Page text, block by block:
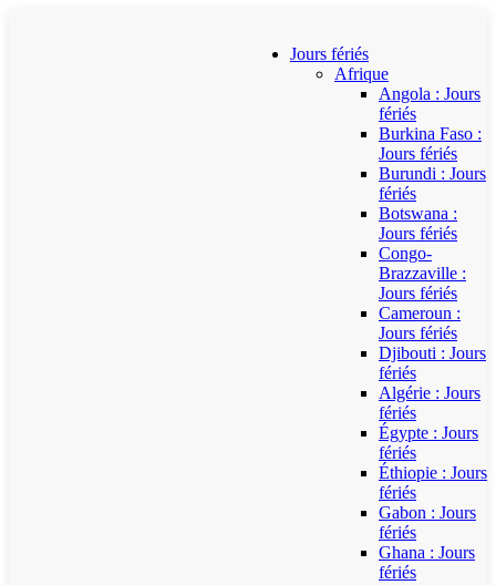
Jours fériés
Afrique
Angola : Jours
fériés
Burkina Faso :
Jours fériés
Burundi : Jours
fériés
Botswana :
Jours fériés
Congo-
Brazzaville :
Jours fériés
Cameroun :
Jours fériés
Djibouti : Jours
fériés
Algérie : Jours
fériés
Égypte : Jours
fériés
Éthiopie : Jours
fériés
Gabon : Jours
fériés
Ghana : Jours
fériés